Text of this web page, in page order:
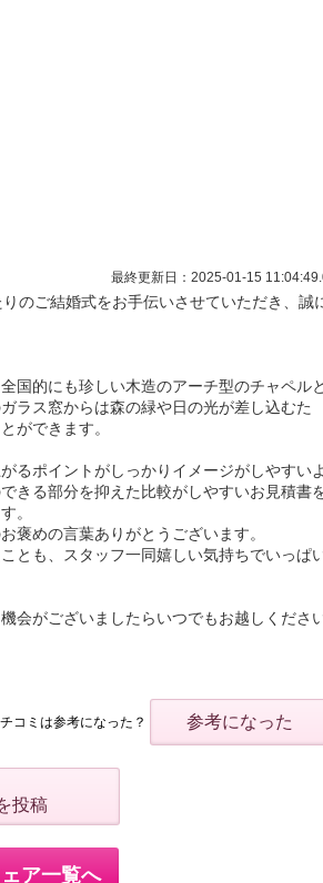
最終更新日：2025-01-15
のご結婚式をお手伝いさせていただき、誠
国的にも珍しい木造のアーチ型のチャペル
ラス窓からは森の緑や日の光が差し込むた
ができます。
るポイントがしっかりイメージがしやすい
きる部分を抑えた比較がしやすいお見積書
。
褒めの言葉ありがとうございます。
とも、スタッフ一同嬉しい気持ちでいっぱ
会がございましたらいつでもお越しくださ
コミは参考になった？ 参考になった
投稿
ア一覧へ